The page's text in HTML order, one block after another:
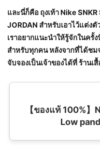
และนี่ก็คือ ถุงเท้า Nike
JORDAN สำหรับเอาไว้แต่ง
เราอยากแนะนำให้รู้จักในครั้
สำหรับทุกคน หลังจากที่ได้ชม
จับจองเป็นเจ้าของได้ที่ ร้าน